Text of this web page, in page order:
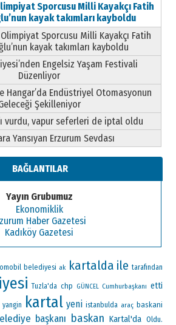
Sporcusu Milli Kayakçı Fatih
kayak takımları kayboldu
Sporcusu Milli Kayakçı Fatih
kayak takımları kayboldu
Engelsiz Yaşam Festivali
Düzenliyor
Hangar’da Endüstriyel Otomasyonun
Şekilleniyor
vurdu, vapur seferleri de iptal oldu
Yansıyan Erzurum Sevdası
BAĞLANTILAR
Yayın Grubumuz
Ekonomiklik
Haber Gazetesi
Kadıköy Gazetesi
belediyesi ak kartalda ile tarafından
Tuzla'da chp GÜNCEL Cumhurbaşkanı etti
yangin kartal yeni istanbulda araç baskani
başkanı baskan Kartal'da Oldu.